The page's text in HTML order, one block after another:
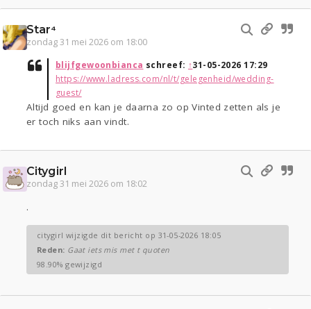
Star⁴
zondag 31 mei 2026 om 18:00
blijfgewoonbianca schreef: ↑31-05-2026 17:29
https://www.ladress.com/nl/t/gelegenheid/wedding-
guest/
Altijd goed en kan je daarna zo op Vinted zetten als je
er toch niks aan vindt.
Citygirl
zondag 31 mei 2026 om 18:02
.
citygirl wijzigde dit bericht op 31-05-2026 18:05
Reden: Gaat iets mis met t quoten
98.90% gewijzigd